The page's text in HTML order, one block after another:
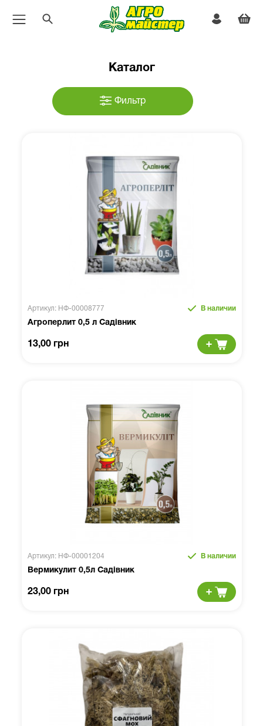
Каталог
Фильтр
Артикул: НФ-00008777 В наличии
Агроперлит 0,5 л Садівник
13,00 грн
Артикул: НФ-00001204 В наличии
Вермикулит 0,5л Садівник
23,00 грн